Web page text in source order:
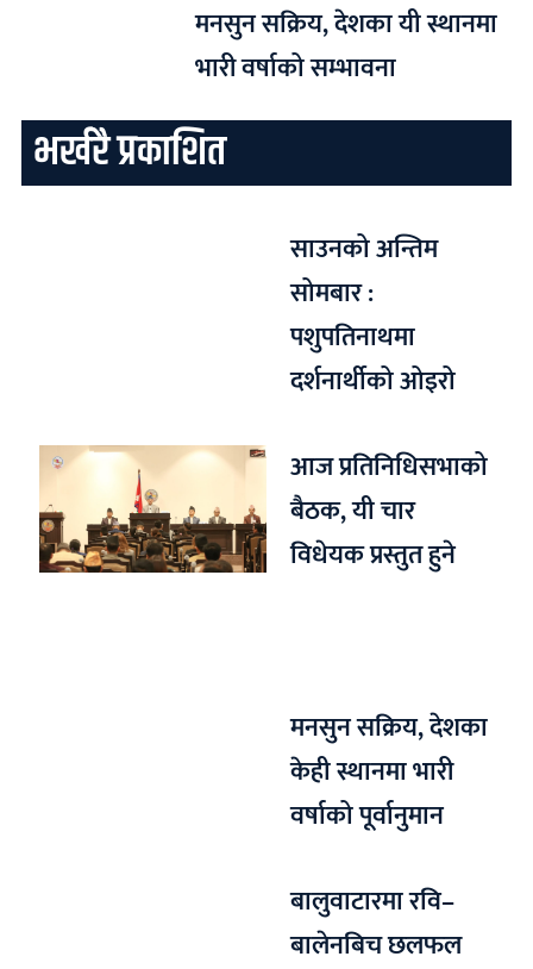
मनसुन सक्रिय, देशका यी स्थानमा
भारी वर्षाको सम्भावना
भर्खरै प्रकाशित
साउनको अन्तिम
सोमबार :
पशुपतिनाथमा
दर्शनार्थीको ओइरो
आज प्रतिनिधिसभाको
बैठक, यी चार
विधेयक प्रस्तुत हुने
मनसुन सक्रिय, देशका
केही स्थानमा भारी
वर्षाको पूर्वानुमान
बालुवाटारमा रवि–
बालेनबिच छलफल